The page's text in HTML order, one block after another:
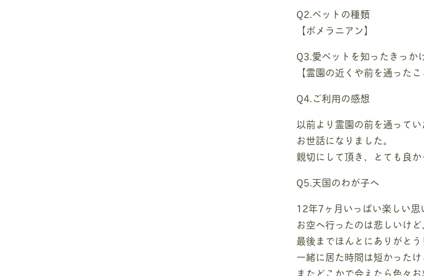
Q2.ペットの種類
【ポメラニアン】
Q3.愛ペットを知ったきっか
【霊園の近くや前を通ったこ
Q4.ご利用の感想
以前より霊園の前を通って
お世話になりました。
親切にして頂き、とても良
Q5.天国のわが子へ
12年7ヶ月いっぱい楽しい
お空へ行ったのは悲しいけど
最後までほんとにありが
一緒に居た時間は短かった
またどこかで会えたら色々